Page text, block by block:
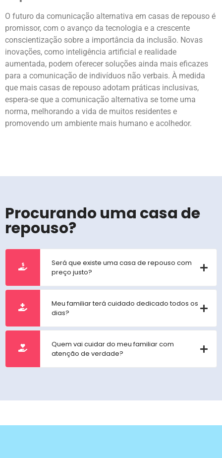
O futuro da comunicação alternativa em casas de repouso é
promissor, com o avanço da tecnologia e a crescente
conscientização sobre a importância da inclusão. Novas
inovações, como inteligência artificial e realidade
aumentada, podem oferecer soluções ainda mais eficazes
para a comunicação de indivíduos não verbais. À medida
que mais casas de repouso adotam práticas inclusivas,
espera-se que a comunicação alternativa se torne uma
norma, melhorando a vida de muitos residentes e
promovendo um ambiente mais humano e acolhedor.
Procurando uma casa de
repouso?
Será que existe uma casa de repouso com
preço justo?
Meu familiar terá cuidado dedicado todos os
dias?
Quem vai cuidar do meu familiar com
atenção de verdade?